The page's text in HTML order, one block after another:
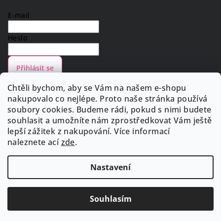
Chtěli bychom, aby se Vám na našem e-shopu
nakupovalo co nejlépe. Proto naše stránka používá
soubory cookies. Budeme rádi, pokud s nimi budete
souhlasit a umožníte nám zprostředkovat Vám ještě
lepší zážitek z nakupování. Více informací
nalezneteacízde.
Nastavení
Souhlasím
E-mail
Heslo
Přihlásit se
Nová registrace Zapomenuté heslo
Facebook
Copyright 2026SalonTech.cz. Všechna práva vyhrazena.
Redesign byFilipesmedia 🧡
Vytvořil Shoptet